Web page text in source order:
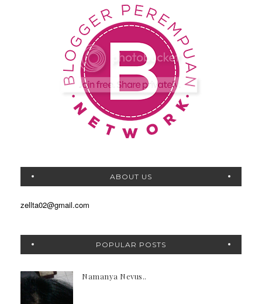
ABOUT US
zellta02@gmail.com
POPULAR POSTS
Namanya Nevus..